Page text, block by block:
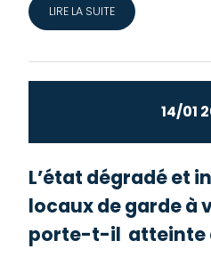
LIRE LA SUITE
14/01
L’état dégradé et
locaux de garde à
porte-t-il atteinte